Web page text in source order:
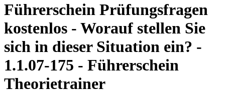
Führerschein Prüfungsfragen
kostenlos - Worauf stellen Sie
sich in dieser Situation ein? -
1.1.07-175 - Führerschein
Theorietrainer